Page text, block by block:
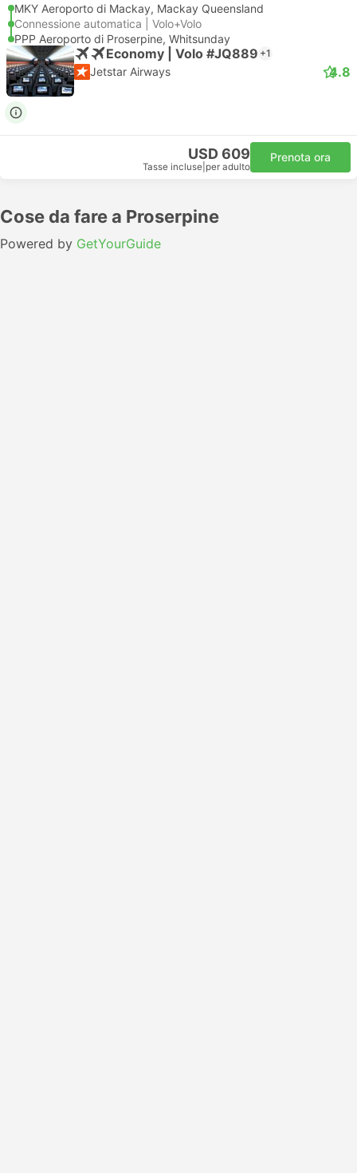
MKY Aeroporto di Mackay, Mackay Queensland
Connessione automatica | Volo+Volo
PPP Aeroporto di Proserpine, Whitsunday
Economy | Volo #JQ889 +1
Jetstar Airways 4.8
USD 609
Tasse incluse per adulto
Prenota ora
Cose da fare a Proserpine
Powered by GetYourGuide